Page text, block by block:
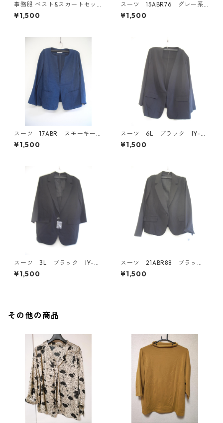
事務服 ベスト&スカートセッ
ト 3L ブラック ◆KIY-1299◆
¥1,500
スーツ 15ABR76 グレー系
チェック IY-4533
¥1,500
スーツ 17ABR スモーキーブ
ルー IY-4530
¥1,500
スーツ 6L ブラック IY-45
29
¥1,500
スーツ 3L ブラック IY-45
28
¥1,500
スーツ 21ABR88 ブラッ
ク IY-4527
¥1,500
その他の商品